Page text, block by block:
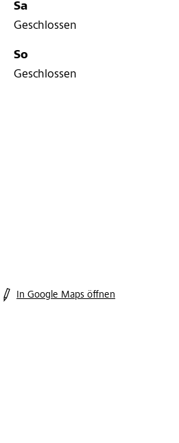
Sa
Geschlossen
So
Geschlossen
In Google Maps öffnen